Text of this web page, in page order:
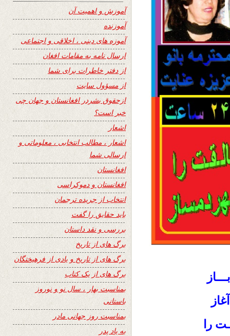
را
آموزش و اهمیت آن
آموزنده
آموزه های دینی ، اخلاقی و اجتماعی
ارسال نامه به مقامات افغان
از دفتر خاطرات برای شما
از مسؤول سایت
ازحقوق بشردر افغانستان و جهان چی
خبر است؟
اشعار
اشعار ، مطالب انتخابی ، معلوماتی و
ارسالی شما
افغانستان
افغانستان و دموکراسی
انتخاب از جریده ترجمان
باید حقایق را گفت
بررسی و نقد داستان
برگ های از تاریخ
برگ های از تاریخ و یادی از فرهیختگان
برگ های از یک کتاب
بمناسبت بهار ، سال نو و نوروز
باستانی
بمناسبت روز جهانی مادر
به یاد پدر